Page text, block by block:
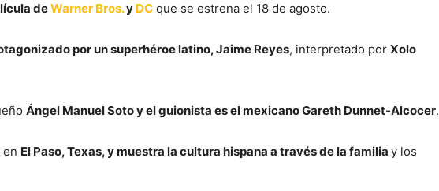
deWarner Bros.y DC que se estrena el 18 de agosto.
por un superhéroe latino, Jaime Reyes, interpretado por Xolo
Ángel Manuel Soto y el guionista es el mexicano Gareth Dunnet-Alcocer.
en El Paso, Texas, y muestra la cultura hispana a través de la familia y los